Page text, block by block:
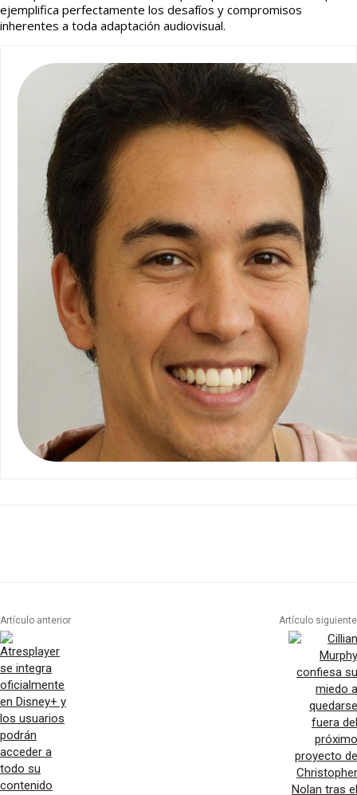
ejemplifica perfectamente los desafíos y compromisos
inherentes a toda adaptación audiovisual.
Artículo anterior Artículo siguiente